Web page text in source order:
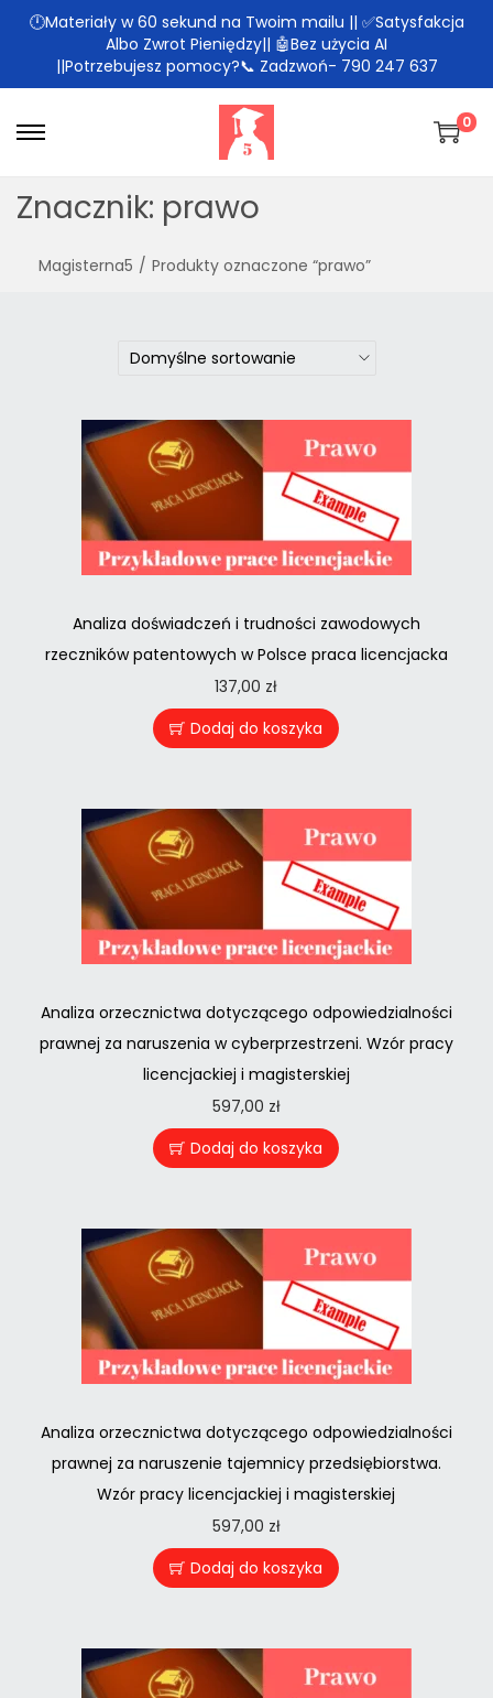
🕛Materiały w 60 sekund na Twoim mailu || ✅Satysfakcja
Albo Zwrot Pieniędzy|| 🤖Bez użycia AI
||Potrzebujesz pomocy?📞 Zadzwoń- 790 247 637
0
Znacznik: prawo
Magisterna5 / Produkty oznaczone “prawo”
Analiza doświadczeń i trudności zawodowych
rzeczników patentowych w Polsce praca licencjacka
137,00 zł
Dodaj do koszyka
Analiza orzecznictwa dotyczącego odpowiedzialności
prawnej za naruszenia w cyberprzestrzeni. Wzór pracy
licencjackiej i magisterskiej
597,00 zł
Dodaj do koszyka
Analiza orzecznictwa dotyczącego odpowiedzialności
prawnej za naruszenie tajemnicy przedsiębiorstwa.
Wzór pracy licencjackiej i magisterskiej
597,00 zł
Dodaj do koszyka